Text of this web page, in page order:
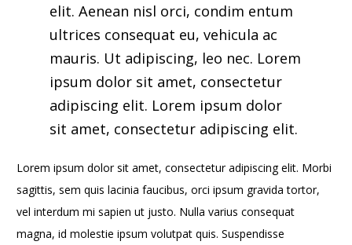
elit. Aenean nisl orci, condim entum
ultrices consequat eu, vehicula ac
mauris. Ut adipiscing, leo nec. Lorem
ipsum dolor sit amet, consectetur
adipiscing elit. Lorem ipsum dolor
sit amet, consectetur adipiscing elit.
Lorem ipsum dolor sit amet, consectetur adipiscing elit. Morbi
sagittis, sem quis lacinia faucibus, orci ipsum gravida tortor,
vel interdum mi sapien ut justo. Nulla varius consequat
magna, id molestie ipsum volutpat quis. Suspendisse